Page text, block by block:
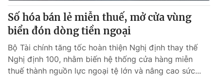
Tư vấn
Chuyên mục khác
Emagazine Podcast
Photo Infographic
Số hóa bán lẻ miễn thuế, mở cửa vùng
biển đón dòng tiền ngoại
Bộ Tài chính tăng tốc hoàn thiện Nghị định thay thế
Nghị định 100, nhằm biến hệ thống cửa hàng miễn
thuế thành nguồn lực ngoại tệ lớn và nâng cao sức...